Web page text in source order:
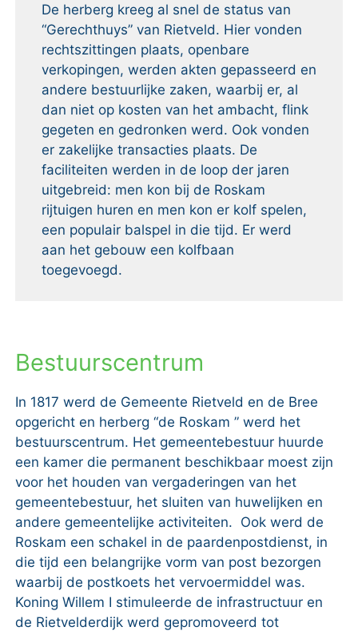
De herberg kreeg al snel de status van
“Gerechthuys” van Rietveld. Hier vonden
rechtszittingen plaats, openbare
verkopingen, werden akten gepasseerd en
andere bestuurlijke zaken, waarbij er, al
dan niet op kosten van het ambacht, flink
gegeten en gedronken werd. Ook vonden
er zakelijke transacties plaats. De
faciliteiten werden in de loop der jaren
uitgebreid: men kon bij de Roskam
rijtuigen huren en men kon er kolf spelen,
een populair balspel in die tijd. Er werd
aan het gebouw een kolfbaan
toegevoegd.
Bestuurscentrum
In 1817 werd de Gemeente Rietveld en de Bree
opgericht en herberg “de Roskam ” werd het
bestuurscentrum. Het gemeentebestuur huurde
een kamer die permanent beschikbaar moest zijn
voor het houden van vergaderingen van het
gemeentebestuur, het sluiten van huwelijken en
andere gemeentelijke activiteiten. Ook werd de
Roskam een schakel in de paardenpostdienst, in
die tijd een belangrijke vorm van post bezorgen
waarbij de postkoets het vervoermiddel was.
Koning Willem I stimuleerde de infrastructuur en
de Rietvelderdijk werd gepromoveerd tot